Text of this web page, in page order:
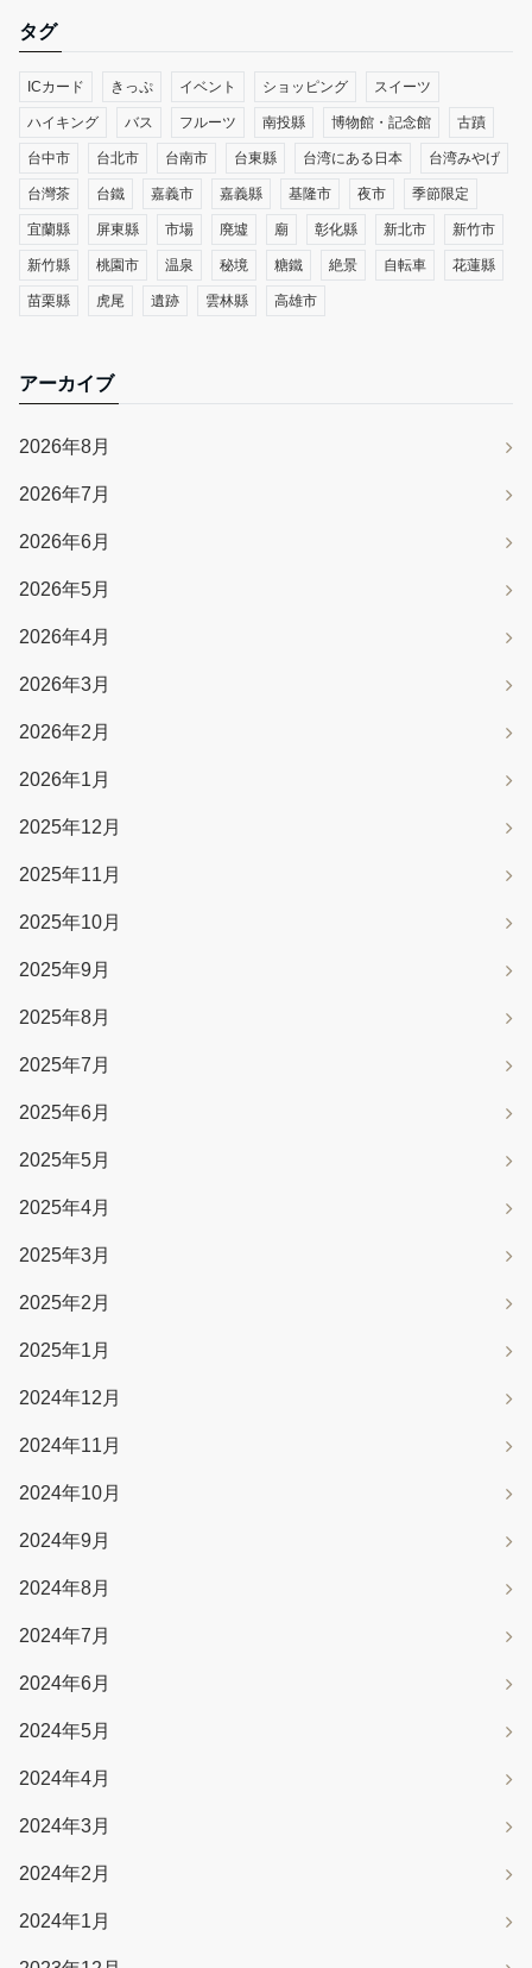
タグ
ICカード きっぷ イベント ショッピング スイーツ
ハイキング バス フルーツ 南投縣 博物館・記念館 古蹟
台中市 台北市 台南市 台東縣 台湾にある日本 台湾みやげ
台灣茶 台鐵 嘉義市 嘉義縣 基隆市 夜市 季節限定
宜蘭縣 屏東縣 市場 廃墟 廟 彰化縣 新北市 新竹市
新竹縣 桃園市 温泉 秘境 糖鐵 絶景 自転車 花蓮縣
苗栗縣 虎尾 遺跡 雲林縣 高雄市
アーカイブ
2026年8月
2026年7月
2026年6月
2026年5月
2026年4月
2026年3月
2026年2月
2026年1月
2025年12月
2025年11月
2025年10月
2025年9月
2025年8月
2025年7月
2025年6月
2025年5月
2025年4月
2025年3月
2025年2月
2025年1月
2024年12月
2024年11月
2024年10月
2024年9月
2024年8月
2024年7月
2024年6月
2024年5月
2024年4月
2024年3月
2024年2月
2024年1月